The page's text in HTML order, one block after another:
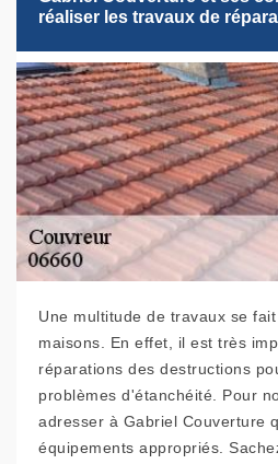
réaliser les travaux de
Une multitude de travaux se
maisons. En effet, il est très
réparations des destructions
problèmes d'étanchéité. Pour
adresser à Gabriel Couverture
équipements appropriés.